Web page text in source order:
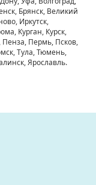
Брянск, Великий
Иркутск,
Курган, Курск,
Пермь, Псков,
Тула, Тюмень,
Ярославль.